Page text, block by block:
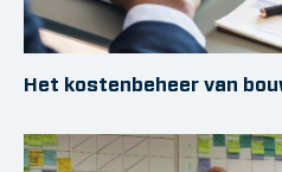
Het kostenbeheer van